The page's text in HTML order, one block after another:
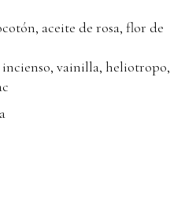
aceite de rosa, flor de
incienso, vainilla, heliotropo,